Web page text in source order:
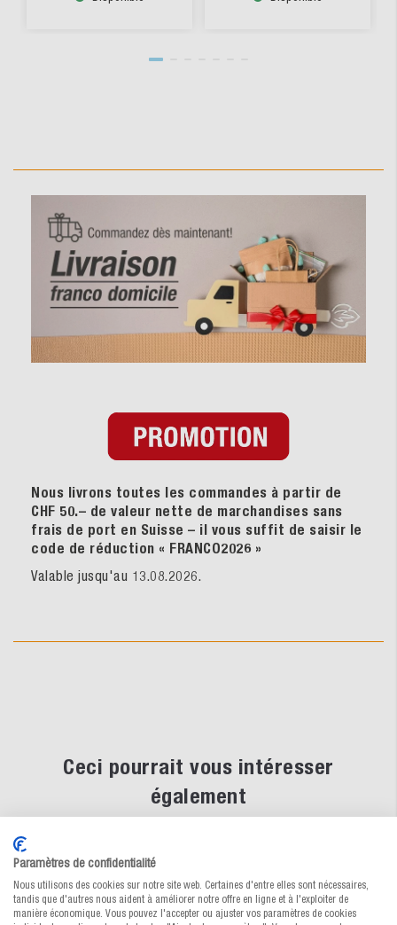
Nous livrons toutes les commandes à partir de
CHF 50.– de valeur nette de marchandises sans
frais de port en Suisse – il vous suffit de saisir le
code de réduction « FRANCO2026 »
Valable jusqu'au 13.08.2026.
Ceci pourrait vous intéresser
également
SALE
Paramètres de confidentialité
Nous utilisons des cookies sur notre site web. Certaines d'entre elles sont nécessaires,
tandis que d'autres nous aident à améliorer notre offre en ligne et à l'exploiter de
manière économique. Vous pouvez l'accepter ou ajuster vos paramètres de cookies